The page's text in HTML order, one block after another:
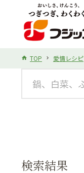
TOP 愛情レシピ
検索結果